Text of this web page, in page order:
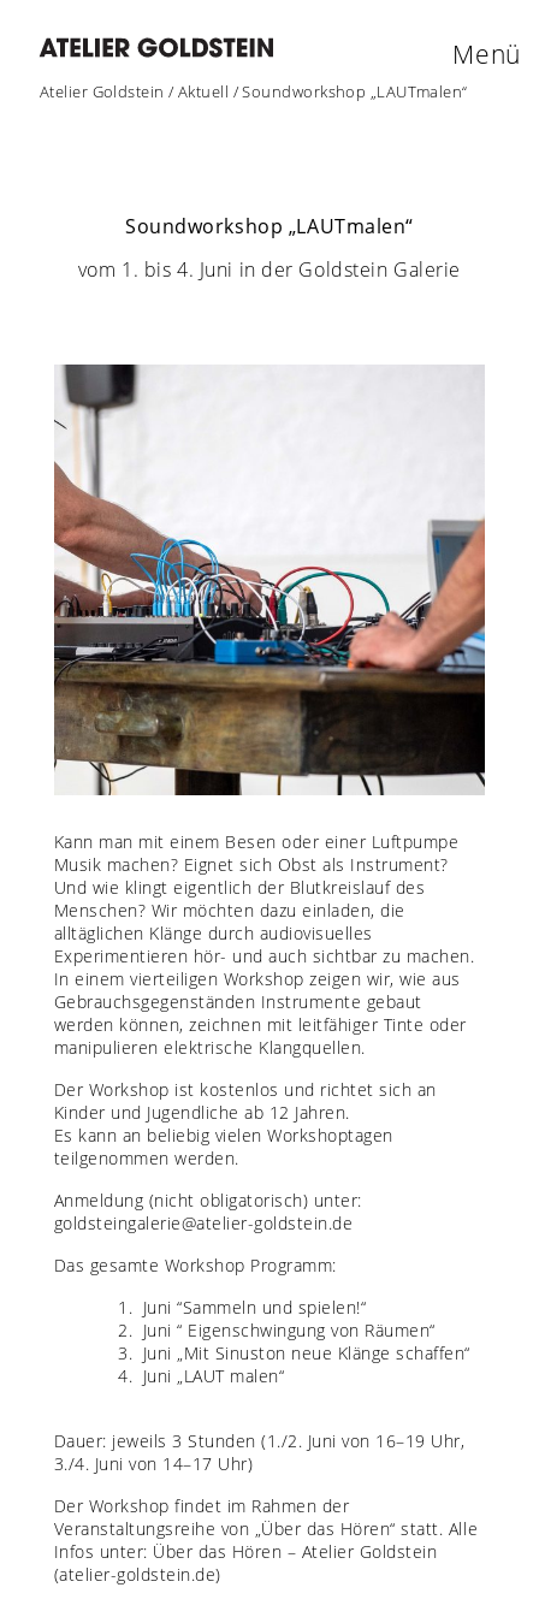
Atelier Goldstein /Aktuell /Soundworkshop „LAUTmalen“
Menü
Soundworkshop „LAUTmalen“
vom 1. bis 4. Juni in der Goldstein Galerie
Kann man mit einem Besen oder einer Luftpumpe
Musik machen? Eignet sich Obst als Instrument?
Und wie klingt eigentlich der Blutkreislauf des
Menschen? Wir möchten dazu einladen, die
alltäglichen Klänge durch audiovisuelles
Experimentieren hör- und auch sichtbar zu machen.
In einem vierteiligen Workshop zeigen wir, wie aus
Gebrauchsgegenständen Instrumente gebaut
werden können, zeichnen mit leitfähiger Tinte oder
manipulieren elektrische Klangquellen.
Der Workshop ist kostenlos und richtet sich an
Kinder und Jugendliche ab 12 Jahren.
Es kann an beliebig vielen Workshoptagen
teilgenommen werden.
Anmeldung (nicht obligatorisch) unter:
goldsteingalerie@atelier-goldstein.de
Das gesamte Workshop Programm:
Juni “Sammeln und spielen!“
Juni “ Eigenschwingung von Räumen“
Juni „Mit Sinuston neue Klänge schaffen“
Juni „LAUT malen“
Dauer: jeweils 3 Stunden (1./2. Juni von 16–19 Uhr,
3./4. Juni von 14–17 Uhr)
Der Workshop findet im Rahmen der
Veranstaltungsreihe von „Über das Hören“ statt. Alle
Infos unter: Über das Hören – Atelier Goldstein
(atelier-goldstein.de)